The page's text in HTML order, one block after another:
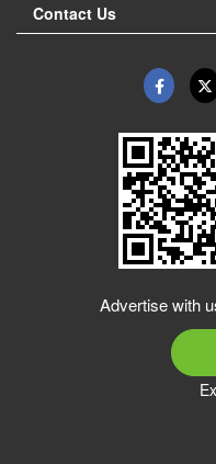
Contact Us
Advertise with